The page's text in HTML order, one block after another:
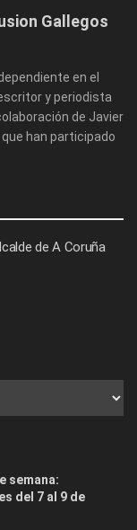
Gallegos
en el
y periodista
de Javier
han participado
de A Coruña
semana:
del 7 al 9 de